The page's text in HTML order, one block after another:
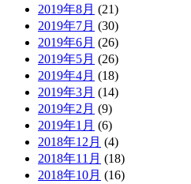
2019年8月 (21)
2019年7月 (30)
2019年6月 (26)
2019年5月 (26)
2019年4月 (18)
2019年3月 (14)
2019年2月 (9)
2019年1月 (6)
2018年12月 (4)
2018年11月 (18)
2018年10月 (16)